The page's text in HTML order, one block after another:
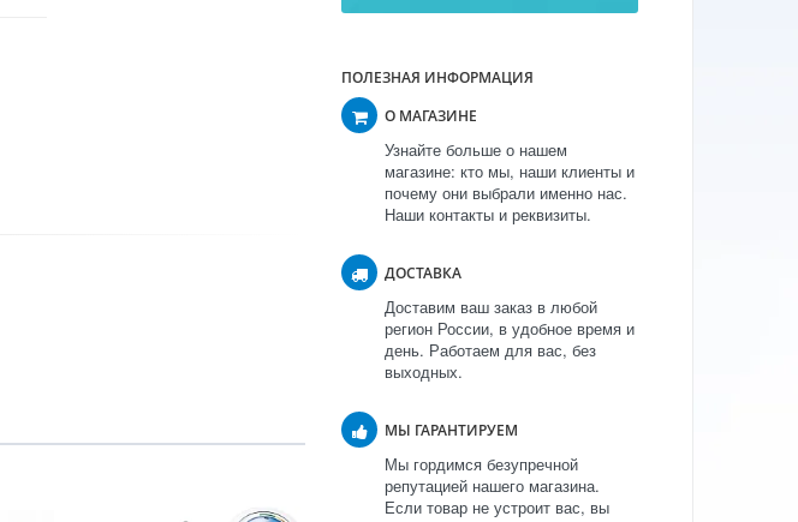
ПОЛЕЗНАЯ ИНФОРМАЦИЯ
О МАГАЗИНЕ
Узнайте больше о нашем
магазине: кто мы, наши клиенты и
почему они выбрали именно нас.
Наши контакты и реквизиты.
ДОСТАВКА
Доставим ваш заказ в любой
регион России, в удобное время и
день. Работаем для вас, без
выходных.
МЫ ГАРАНТИРУЕМ
Мы гордимся безупречной
репутацией нашего магазина.
Если товар не устроит вас, вы